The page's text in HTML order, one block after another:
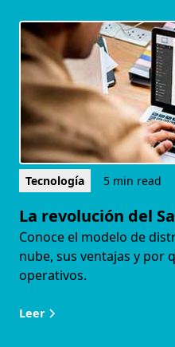
Tecnología 5 min read
La revolución del
Conoce el modelo de
nube, sus ventajas y por
operativos.
Leer